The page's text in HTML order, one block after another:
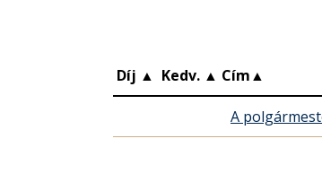
Díj ▲ Kedv. ▲ Cím▲
A